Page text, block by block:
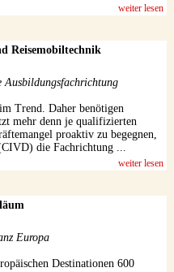
weiter lesen
Reisemobiltechnik
Ausbildungsfachrichtung
Trend. Daher benötigen
mehr denn je qualifizierten
proaktiv zu begegnen,
die Fachrichtung ...
weiter lesen
Europa
Destinationen 600